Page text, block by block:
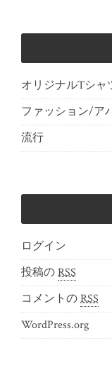
オリジナルTシャ
ファッション/ア
流行
ログイン
投稿のRSS
コメントのRSS
WordPress.org